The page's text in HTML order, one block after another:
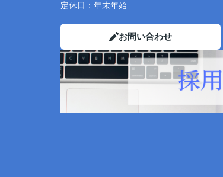
定休日： 年末年始
お問い合わせ